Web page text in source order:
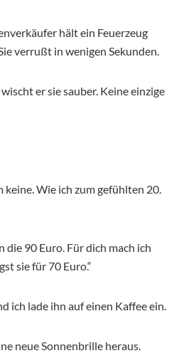
hält ein Feuerzeug
verrußt in wenigen Sekunden.
er sie sauber. Keine einzige
keine. Wie ich zum gefühlten 20.
die 90 Euro. Für dich mach ich
sie für 70 Euro.“
ich lade ihn auf einen Kaffee ein.
neue Sonnenbrille heraus.